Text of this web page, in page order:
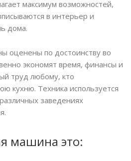
максимум возможностей,
в интерьер и
дома.
оценены по достоинству во
экономят время, финансы и
труд любому, кто
кухню. Техника используется
заведениях
машина это: